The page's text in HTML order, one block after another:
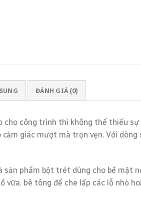
ĐÁNH GIÁ (0)
cho công trình thì không thể thiếu
giác mượt mà trọn vẹn. Với
sản phẩm bột trét dùng cho bề mặt
vữa, bê tông để che lấp các lỗ nhỏ